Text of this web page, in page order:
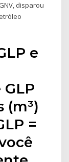
disparou
e
(m³)
=